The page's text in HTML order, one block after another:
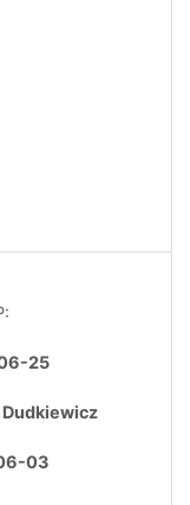
25
Dudkiewicz
03